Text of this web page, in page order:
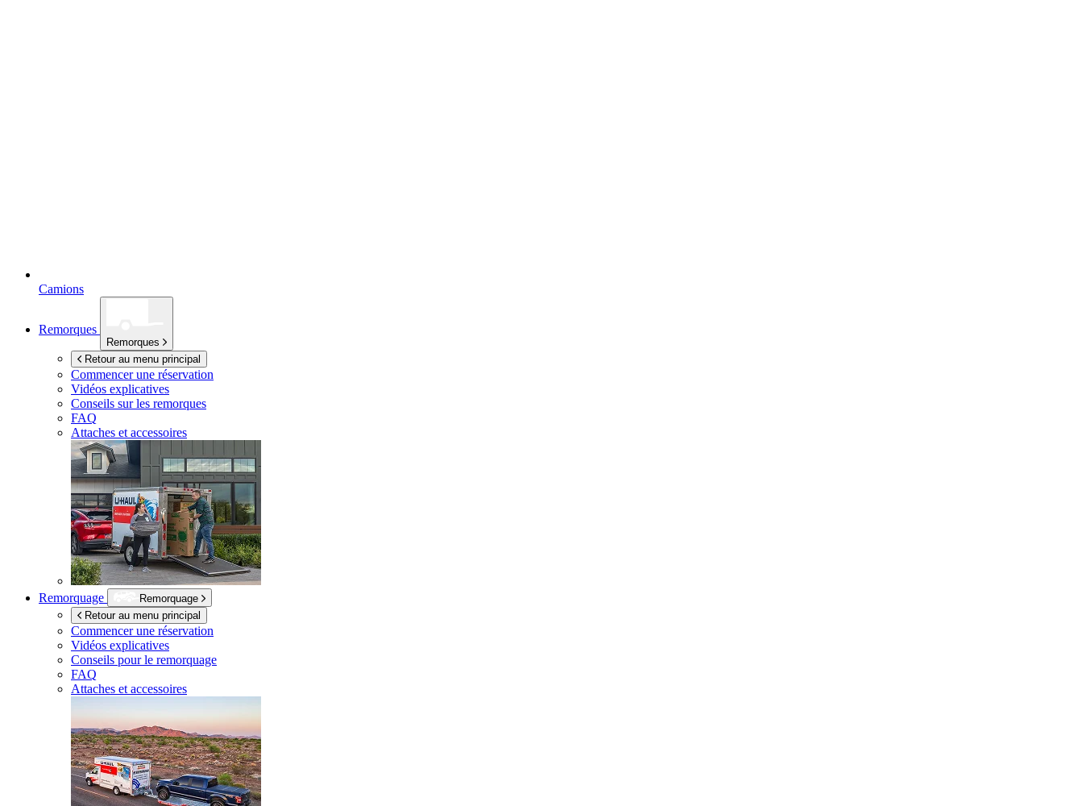
Camions
Remorques
Remorques
Retour au menu principal
Commencer une réservation
Vidéos explicatives
Conseils sur les remorques
FAQ
Attaches et accessoires
Remorquage
Remorquage
Retour au menu principal
Commencer une réservation
Vidéos explicatives
Conseils pour le remorquage
FAQ
Attaches et accessoires